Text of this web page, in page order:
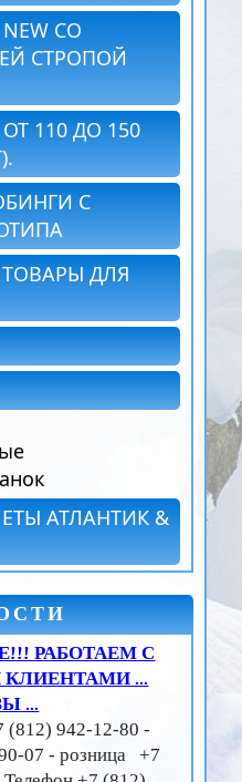
СО
СТРОПОЙ
110 ДО 150
С
ДЛЯ
АТЛАНТИК &
РАБОТАЕМ С
...
...
(812) 942-12-80 -
07 - розница +7